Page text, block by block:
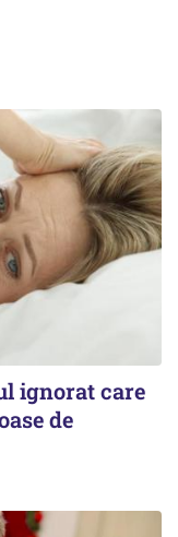
ignorat care
de